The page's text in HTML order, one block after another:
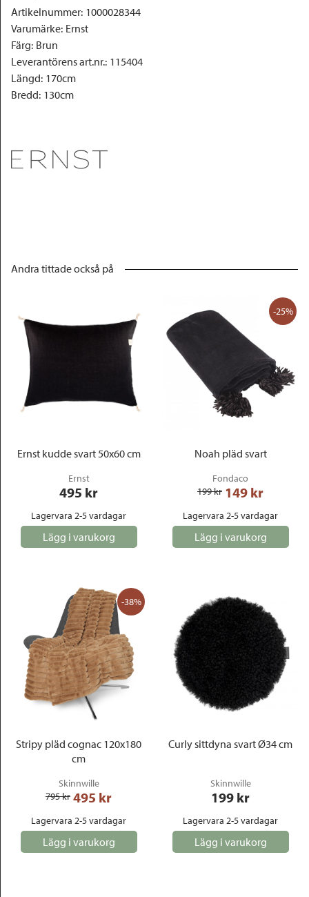
Artikelnummer: 1000028344
Varumärke: Ernst
Färg: Brun
Leverantörens art.nr.: 115404
Längd: 170cm
Bredd: 130cm
Andra tittade också på
Ernst kudde svart 50x60 cm
Ernst
495 kr
Lagervara 2-5 vardagar
Lägg i varukorg
-25%
Noah pläd svart
Fondaco
199 kr 149 kr
Lagervara 2-5 vardagar
Lägg i varukorg
-38%
Stripy pläd cognac 120x180
cm
Skinnwille
795 kr 495 kr
Lagervara 2-5 vardagar
Lägg i varukorg
Curly sittdyna svart Ø34 cm
Skinnwille
199 kr
Lagervara 2-5 vardagar
Lägg i varukorg